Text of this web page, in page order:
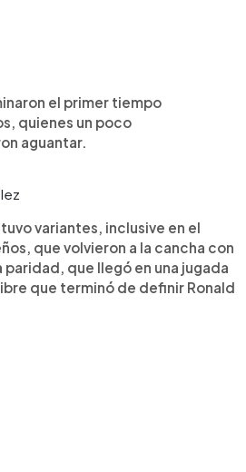
el primer tiempo
quienes un poco
aguantar.
variantes, inclusive en el
que volvieron a la cancha con
paridad, que llegó en una jugada
que terminó de definir Ronald